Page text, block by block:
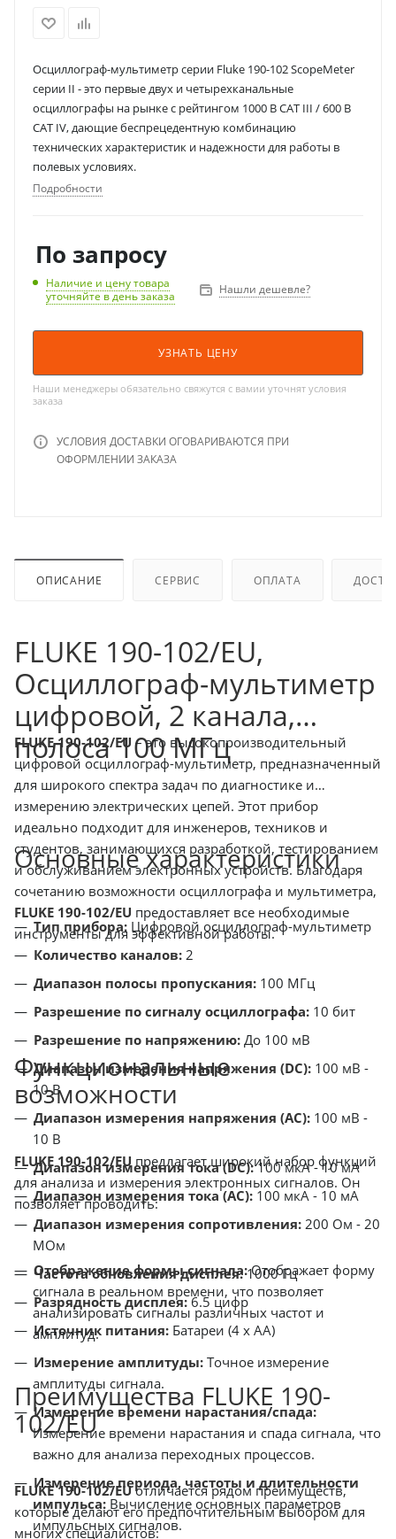
Осциллограф-мультиметр серии Fluke 190-102 ScopeMeter
серии II - это первые двух и четырехканальные
осциллографы на рынке с рейтингом 1000 В CAT III / 600 В
CAT IV, дающие беспрецедентную комбинацию
технических характеристик и надежности для работы в
полевых условиях.
Подробности
По запросу
Наличие и цену товара
уточняйте в день заказа
Нашли дешевле?
УЗНАТЬ ЦЕНУ
Наши менеджеры обязательно свяжутся с вамии уточнят условия
заказа
УСЛОВИЯ ДОСТАВКИ ОГОВАРИВАЮТСЯ ПРИ
ОФОРМЛЕНИИ ЗАКАЗА
ОПИСАНИЕ СЕРВИС ОПЛАТА
FLUKE 190-102/EU,
Осциллограф-мультиметр
цифровой, 2 канала,
полоса 100 МГц
FLUKE 190-102/EU – это высокопроизводительный
цифровой осциллограф-мультиметр, предназначенный
для широкого спектра задач по диагностике и
измерению электрических цепей. Этот прибор
идеально подходит для инженеров, техников и
студентов, занимающихся разработкой, тестированием
и обслуживанием электронных устройств. Благодаря
сочетанию возможности осциллографа и мультиметра,
FLUKE 190-102/EU предоставляет все необходимые
инструменты для эффективной работы.
Основные характеристики
Тип прибора: Цифровой осциллограф-мультиметр
Количество каналов: 2
Диапазон полосы пропускания: 100 МГц
Разрешение по сигналу осциллографа: 10 бит
Разрешение по напряжению: До 100 мВ
Диапазон измерения напряжения (DC): 100 мВ -
10 В
Диапазон измерения напряжения (AC): 100 мВ -
10 В
Диапазон измерения тока (DC):100 мкА - 10 мА
Диапазон измерения тока (AC): 100 мкА - 10 мА
Диапазон измерения сопротивления: 200 Ом - 20
МОм
Частота обновления дисплея:1000 Гц
Разрядность дисплея:6.5 цифр
Источник питания: Батареи (4 x AA)
Функциональные
возможности
FLUKE 190-102/EUпредлагает широкий набор функций
для анализа и измерения электронных сигналов. Он
позволяет проводить:
Отображение формы сигнала:Отображает форму
сигнала в реальном времени, что позволяет
анализировать сигналы различных частот и
амплитуд.
Измерение амплитуды: Точное измерение
амплитуды сигнала.
Измерение времени нарастания/спада:
Измерение времени нарастания и спада сигнала, что
важно для анализа переходных процессов.
Измерение периода, частоты и длительности
импульса: Вычисление основных параметров
импульсных сигналов.
Преимущества FLUKE 190-
102/EU
FLUKE 190-102/EUотличается рядом преимуществ,
которые делают его предпочтительным выбором для
многих специалистов: